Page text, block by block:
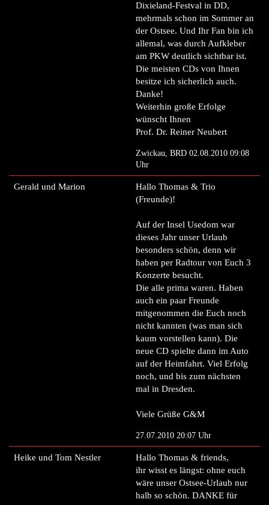
Dixieland-Festval in DD,
mehrmals schon im Sommer an
der Ostsee. Und Ihr Fan bin ich
allemal, was durch Aufkleber
am PKW deutlich sichtbar ist.
Die meisten CDs von Ihnen
besitze ich sicherlich auch.
Danke!
Weiterhin große Erfolge
wünscht Ihnen
Prof. Dr. Reiner Neubert
Zwickau, BRD 02.08.2010 09:08
Uhr
Gerald und Marion
Hallo Thomas & Trio
(Freunde)!
Auf der Insel Usedom war
dieses Jahr unser Urlaub
besonders schön, denn wir
haben per Radtour von Euch 3
Konzerte besucht.
Die alle prima waren. Haben
auch ein paar Freunde
mitgenommen die Euch noch
nicht kannten (was man sich
kaum vorstellen kann). Die
neue CD spielte dann im Auto
auf der Heimfahrt. Viel Erfolg
noch, und bis zum nächsten
mal in Dresden.
Viele Grüße G&M
27.07.2010 20:07 Uhr
Heike und Tom Nestler
Hallo Thomas & friends,
ihr wisst es längst: ohne euch
wäre unser Ostsee-Urlaub nur
halb so schön. DANKE für